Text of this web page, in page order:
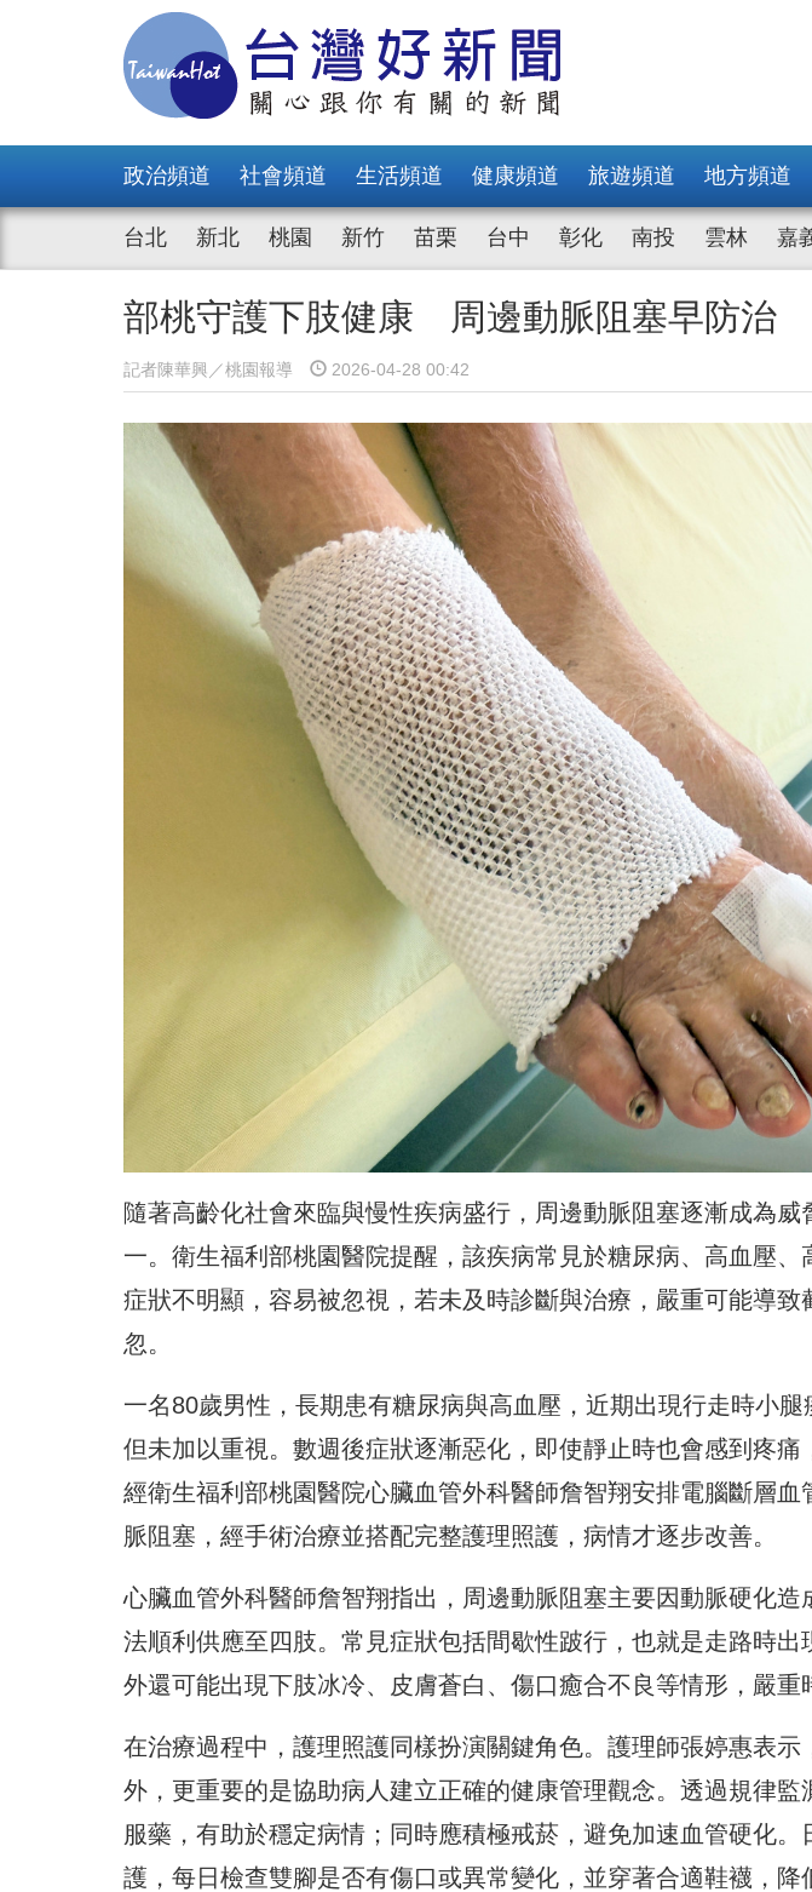
政治頻道 社會頻道 生活頻道 健康頻道 旅遊頻道 地方頻道
台北 新北 桃園 新竹 苗栗 台中 彰化 南投 雲林 嘉
部桃守護下肢健康 周邊動脈阻塞早防治
記者陳華興／桃園報導 2026-04-28 00:42
隨著高齡化社會來臨與慢性疾病盛行，周邊動脈阻塞逐漸成為威
一。衛生福利部桃園醫院提醒，該疾病常見於糖尿病、高血壓、
症狀不明顯，容易被忽視，若未及時診斷與治療，嚴重可能導
忽。
一名80歲男性，長期患有糖尿病與高血壓，近期出現行走時小腿
但未加以重視。數週後症狀逐漸惡化，即使靜止時也會感到疼痛
經衛生福利部桃園醫院心臟血管外科醫師詹智翔安排電腦斷層
脈阻塞，經手術治療並搭配完整護理照護，病情才逐步改善。
心臟血管外科醫師詹智翔指出，周邊動脈阻塞主要因動脈硬化
法順利供應至四肢。常見症狀包括間歇性跛行，也就是走路時
外還可能出現下肢冰冷、皮膚蒼白、傷口癒合不良等情形，嚴重
在治療過程中，護理照護同樣扮演關鍵角色。護理師張婷惠表
外，更重要的是協助病人建立正確的健康管理觀念。透過規律
服藥，有助於穩定病情；同時應積極戒菸，避免加速血管硬化。
護，每日檢查雙腳是否有傷口或異常變化，並穿著合適鞋襪，降